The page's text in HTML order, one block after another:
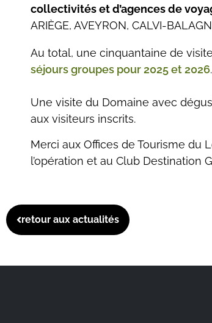
collectivités et d’agences de
ARIÈGE, AVEYRON, CALVI-
Au total, une cinquantaine de
séjours groupes pour 2025 et 2026.
Une visite du Domaine avec
aux visiteurs inscrits.
Merci aux Offices de Tourisme
l’opération et au Club Destination
retour aux actualités